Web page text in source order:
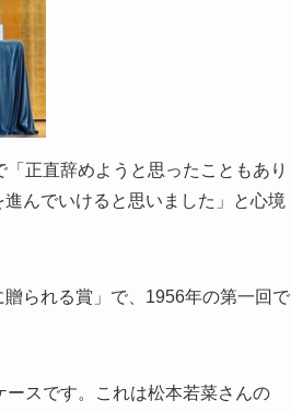
正直辞めようと思ったこともあり
んでいけると思いました」と心境
られる賞」で、1956年の第一回で
スです。これは松本若菜さんの